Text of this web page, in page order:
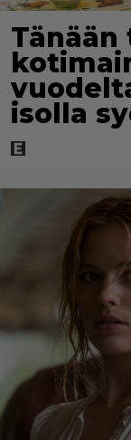
Tänään
isolla